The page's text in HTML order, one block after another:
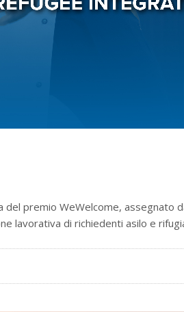
premio WeWelcome, assegnato
lavorativa di richiedenti asilo e